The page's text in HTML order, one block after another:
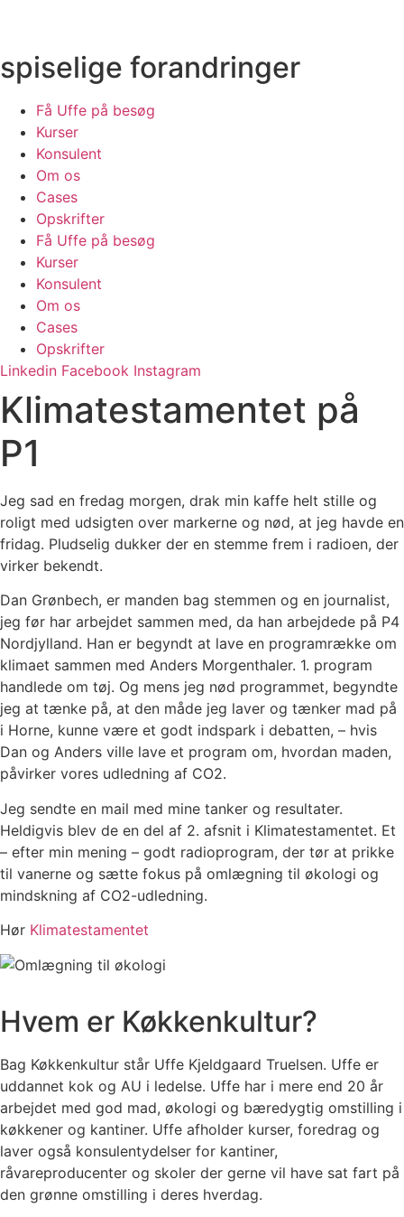
indhold
spiselige forandringer
Få Uffe på besøg
Kurser
Konsulent
Om os
Cases
Opskrifter
Få Uffe på besøg
Kurser
Konsulent
Om os
Cases
Opskrifter
Linkedin Facebook Instagram
Klimatestamentet på
P1
Jeg sad en fredag morgen, drak min kaffe helt stille og
roligt med udsigten over markerne og nød, at jeg havde en
fridag. Pludselig dukker der en stemme frem i radioen, der
virker bekendt.
Dan Grønbech, er manden bag stemmen og en journalist,
jeg før har arbejdet sammen med, da han arbejdede på P4
Nordjylland. Han er begyndt at lave en programrække om
klimaet sammen med Anders Morgenthaler. 1. program
handlede om tøj. Og mens jeg nød programmet, begyndte
jeg at tænke på, at den måde jeg laver og tænker mad på
i Horne, kunne være et godt indspark i debatten, – hvis
Dan og Anders ville lave et program om, hvordan maden,
påvirker vores udledning af CO2.
Jeg sendte en mail med mine tanker og resultater.
Heldigvis blev de en del af 2. afsnit i Klimatestamentet. Et
– efter min mening – godt radioprogram, der tør at prikke
til vanerne og sætte fokus på omlægning til økologi og
mindskning af CO2-udledning.
Hør Klimatestamentet
Hvem er Køkkenkultur?
Bag Køkkenkultur står Uffe Kjeldgaard Truelsen. Uffe er
uddannet kok og AU i ledelse. Uffe har i mere end 20 år
arbejdet med god mad, økologi og bæredygtig omstilling i
køkkener og kantiner. Uffe afholder kurser, foredrag og
laver også konsulentydelser for kantiner,
råvareproducenter og skoler der gerne vil have sat fart på
den grønne omstilling i deres hverdag.